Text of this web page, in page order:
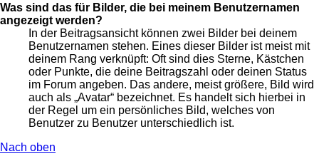
Was sind das für Bilder, die bei meinem Benutzernamen
angezeigt werden?
In der Beitragsansicht können zwei Bilder bei deinem
Benutzernamen stehen. Eines dieser Bilder ist meist mit
deinem Rang verknüpft: Oft sind dies Sterne, Kästchen
oder Punkte, die deine Beitragszahl oder deinen Status
im Forum angeben. Das andere, meist größere, Bild wird
auch als „Avatar“ bezeichnet. Es handelt sich hierbei in
der Regel um ein persönliches Bild, welches von
Benutzer zu Benutzer unterschiedlich ist.
Nach oben